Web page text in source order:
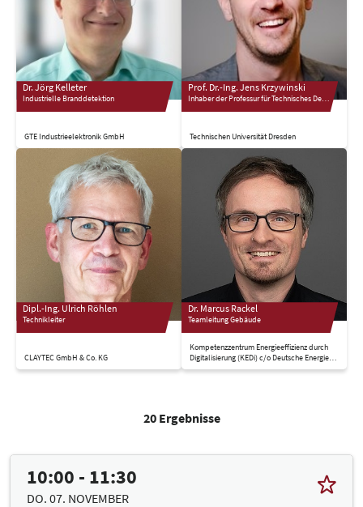
Dr. Jörg Kelleter
Industrielle Branddetektion
GTE Industrieelektronik GmbH
Prof. Dr.-Ing. Jens Krzywinski
Inhaber der Professur für Technisches Design
Technischen Universität Dresden
Dipl.-Ing. Ulrich Röhlen
Technikleiter
CLAYTEC GmbH & Co. KG
Dr. Marcus Rackel
Teamleitung Gebäude
Kompetenzzentrum Energieeffizienz durch
Digitalisierung (KEDi) c/o Deutsche Energie-
Agentur GmbH (dena)
20 Ergebnisse
10:00 - 11:30
DO. 07. NOVEMBER